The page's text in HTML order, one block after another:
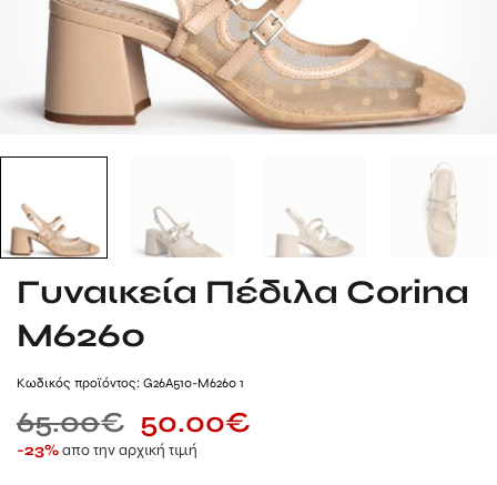
Γυναικεία Πέδιλα Corina
M6260
Kωδικός προϊόντος: G26A510-M6260 1
65.00€ 50.00€
-23%απο την αρχική τιμή